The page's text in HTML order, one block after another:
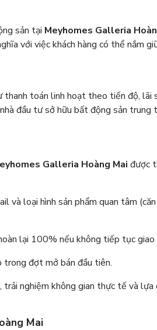
sản tại Meyhomes Galleria
với việc khách hàng có thể nắm
thanh toán linh hoạt theo tiến độ, lãi
đầu tư sở hữu bất động sản trung
Galleria Hoàng Mai được
và loại hình sản phẩm quan tâm
lại 100% nếu không tiếp tục giao
trong đợt mở bán đầu tiên.
trải nghiệm không gian thực tế và lựa
Mai